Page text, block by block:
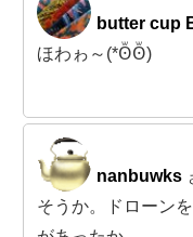
butter cup
ほわゎ～(*ꙨꙻꙨꙻ)
nanbuwks
そうか。ドローン